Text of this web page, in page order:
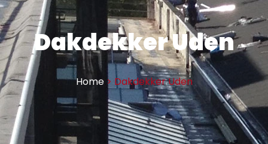
Dakdekker Uden
Home > Dakdekker Uden